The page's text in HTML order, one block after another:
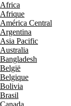
Africa
Afrique
América Central
Argentina
Asia Pacific
Australia
Bangladesh
België
Belgique
Bolivia
Brasil
Canada